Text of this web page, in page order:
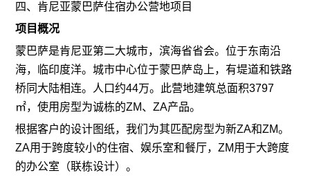
四、肯尼亚蒙巴萨住宿办公营地项目
项目概况
蒙巴萨是肯尼亚第二大城市，滨海省省会。位于东南沿
海，临印度洋。城市中心位于蒙巴萨岛上，有堤道和铁路
桥同大陆相连。人口约44万。此营地建筑总面积3797
㎡，使用房型为诚栋的ZM、ZA产品。
根据客户的设计图纸，我们为其匹配房型为新ZA和ZM。
ZA用于跨度较小的住宿、娱乐室和餐厅，ZM用于大跨度
的办公室（联栋设计）。